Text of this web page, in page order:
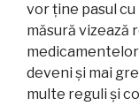
vor ține pasul
măsură vizează
deveni și mai
multe reguli și